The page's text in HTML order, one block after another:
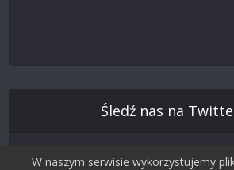
Śledź nas na
W naszym serwisie wykorzystujemy